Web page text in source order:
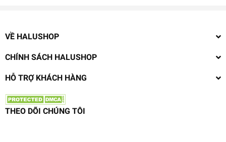
VỀ HALUSHOP
CHÍNH SÁCH HALUSHOP
HỖ TRỢ KHÁCH HÀNG
THEO DÕI CHÚNG TÔI